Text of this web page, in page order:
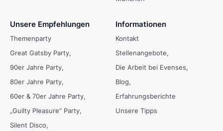
Unsere Empfehlungen
Themenparty
Great Gatsby Party
90er Jahre Party
80er Jahre Party
60er & 70er Jahre Party
„Guilty Pleasure“ Party
Silent Disco
Informationen
Kontakt
Stellenangebote
Die Arbeit bei Evenses
Blog
Erfahrungsberichte
Unsere Tipps